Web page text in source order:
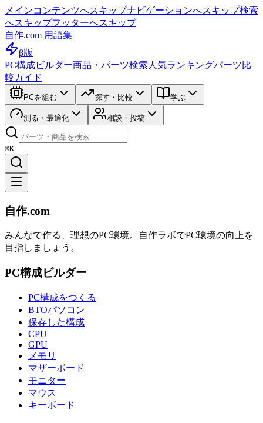
メインコンテンツへスキップナビゲーションへスキップ検索
へスキップフッターへスキップ
自作.com 用語集
β版
PC構成ビルダー商品・パーツ検索 人気ランキングパーツ比
較ガイド
PCを組む 探す・比較 学ぶ
測る・最適化 相談・投稿
⌘K
自作.com
みんなで作る、理想のPC環境。 自作ラボでPC環境の向上を
目指しましょう。
PC構成ビルダー
PC構成をつくる
BTOパソコン
保存した構成
CPU
GPU
メモリ
マザーボード
モニター
マウス
キーボード